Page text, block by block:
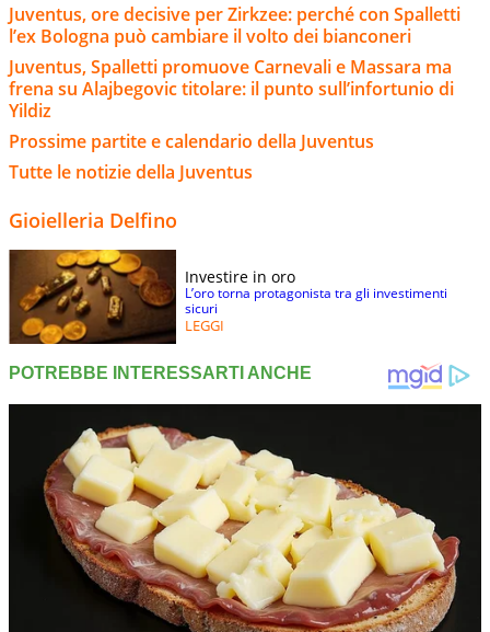
Juventus, ore decisive per Zirkzee: perché con Spalletti
l’ex Bologna può cambiare il volto dei bianconeri
Juventus, Spalletti promuove Carnevali e Massara ma
frena su Alajbegovic titolare: il punto sull’infortunio di
Yildiz
Prossime partite e calendario della Juventus
Tutte le notizie della Juventus
Gioielleria Delfino
Investire in oro
L’oro torna protagonista tra gli investimenti
sicuri
LEGGI